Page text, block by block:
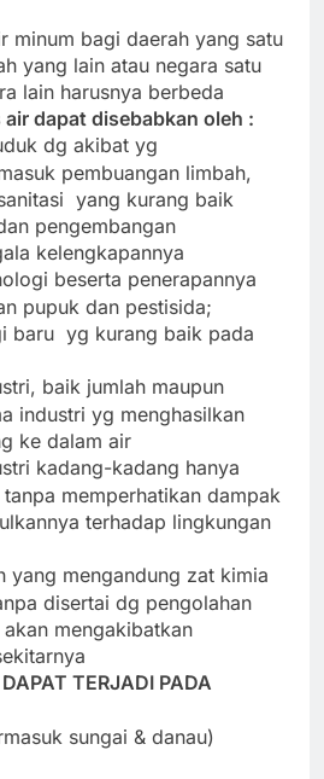
minum bagi daerah yang satu
yang lain atau negara satu
lain harusnya berbeda
dapat disebabkan oleh :
dg akibat yg
pembuangan limbah,
yang kurang baik
pengembangan
kelengkapannya
beserta penerapannya
pupuk dan pestisida;
baru yg kurang baik pada
baik jumlah maupun
industri yg menghasilkan
ke dalam air
kadang-kadang hanya
memperhatikan dampak
terhadap lingkungan
yang mengandung zat kimia
disertai dg pengolahan
mengakibatkan
TERJADI PADA
sungai & danau)